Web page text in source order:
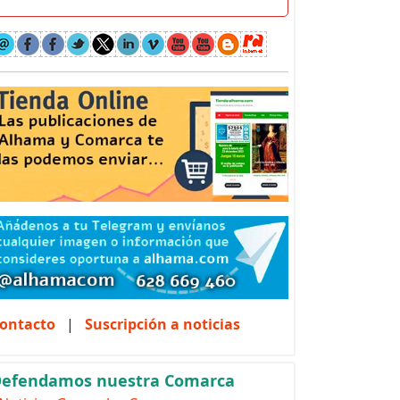
| Suscripción a noticias
nuestra Comarca